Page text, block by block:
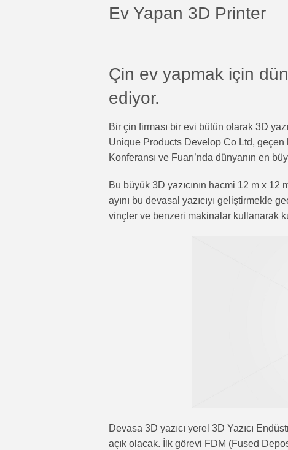
Ev Yapan 3D Printer
Çin ev yapmak için
ediyor.
Bir çin firması bir evi bütün olarak 3D
Unique Products Develop Co Ltd, geçen
Konferansı ve Fuarı’nda dünyanın en
Bu büyük 3D yazıcının hacmi 12 m x
ayını bu devasal yazıcıyı geliştirmekle
vinçler ve benzeri makinalar kullanarak
Devasa 3D yazıcı yerel 3D Yazıcı
açık olacak. İlk görevi FDM (Fused